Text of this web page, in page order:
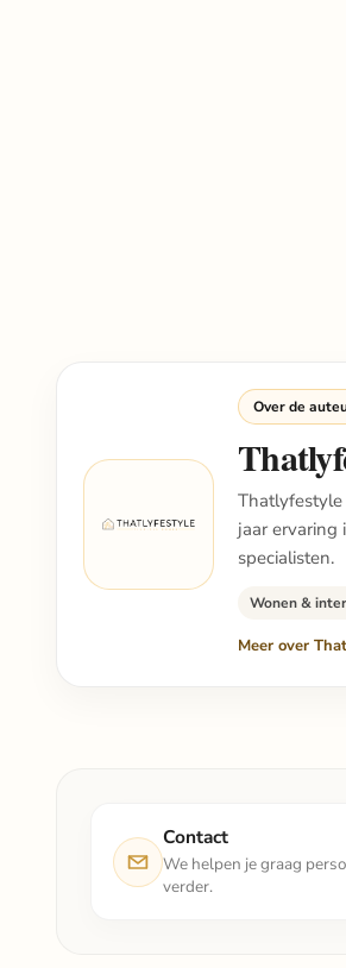
Over de
Thatlyfestyle
jaar ervaring
specialisten.
Wonen &
Meer over
Contact
We helpen je graag
verder.